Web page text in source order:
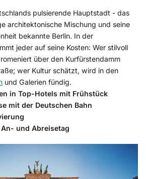
pulsierende Hauptstadt - das
architektonische Mischung und seine
bekannte Berlin. In der
jeder auf seine Kosten: Wer stilvoll
über den Kurfürstendamm
wer Kultur schätzt, wird in den
und Galerien fündig.
in Top-Hotels mit Frühstück
mit der Deutschen Bahn
und Abreisetag
BAHN + HOTEL | Berlin